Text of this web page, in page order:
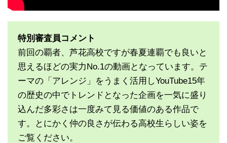
特別審査員コメント
前回の覇者、芦花高校ですが春夏連覇でも良いと
思えるほどの実力No.1の動画となっています。テ
ーマの「アレンジ」をうまく活用しYouTube15年
の歴史の中でトレンドとなった企画を一気に盛り
込んだ多彩さは一度みて見る価値のある作品で
す。とにかく仲の良さが伝わる高校生らしい姿を
ご覧ください。